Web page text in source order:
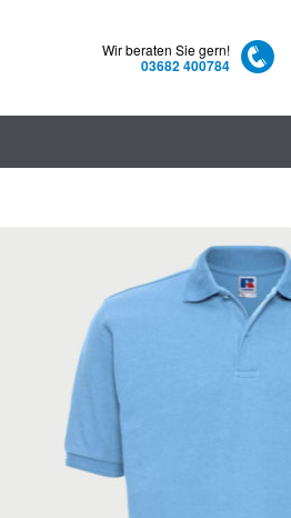
Wir beraten Sie gern!
03682 400784